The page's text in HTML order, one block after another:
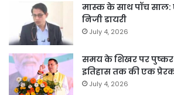
मास्क के साथ पॉच
निजी डायरी
July 4, 2026
समय के शिखर पर पुष्कर
इतिहास तक की एक प्रेरक
July 4, 2026